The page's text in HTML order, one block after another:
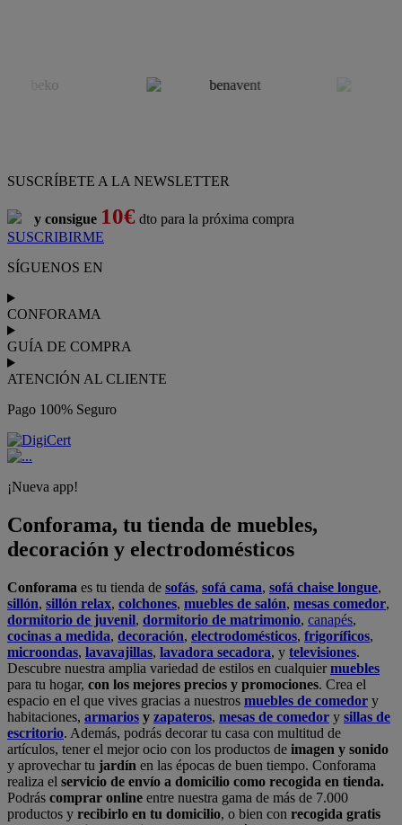
SUSCRÍBETE A LA NEWSLETTER
y consigue 10€ dto para la próxima compra
SUSCRIBIRME
SÍGUENOS EN
CONFORAMA
GUÍA DE COMPRA
ATENCIÓN AL CLIENTE
Pago 100% Seguro
¡Nueva app!
Conforama, tu tienda de muebles,
decoración y electrodomésticos
Conforama es tu tienda de sofás, sofá cama, sofá chaise longue,
sillón, sillón relax, colchones, muebles de salón, mesas comedor,
dormitorio de juvenil, dormitorio de matrimonio, canapés,
cocinas a medida, decoración, electrodomésticos, frigoríficos,
microondas, lavavajillas, lavadora secadora, y televisiones.
Descubre nuestra amplia variedad de estilos en cualquiermuebles
para tu hogar, con los mejores precios y promociones. Crea el
espacio en el que vives gracias a nuestros muebles de comedor y
habitaciones, armarios y zapateros, mesas de comedor y sillas de
escritorio. Además, podrás decorar tu casa con multitud de
artículos, tener el mejor ocio con los productos de imagen y sonido
y aprovechar tu jardín en las épocas de buen tiempo. Conforama
realiza el servicio de envío a domicilio como recogida en tienda.
Podrás comprar online entre nuestra gama de más de 7.000
productos y recibirlo en tu domicilio, o bien con recogida gratis